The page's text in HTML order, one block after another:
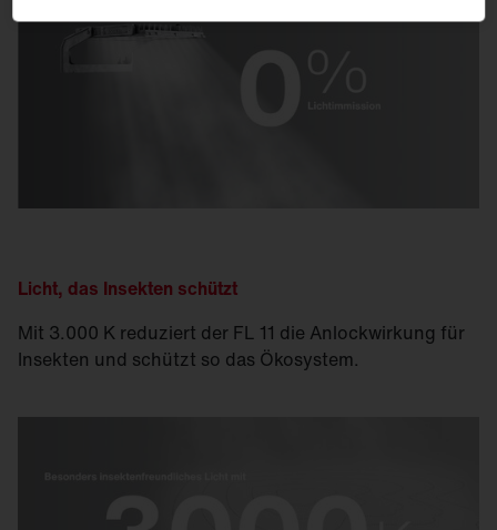
Licht, das Insekten schützt
Mit 3.000 K reduziert der FL 11 die Anlockwirkung für
Insekten und schützt so das Ökosystem.